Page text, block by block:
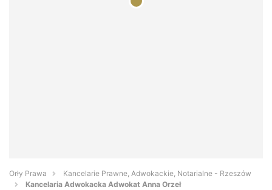
Orły Prawa
Kancelarie Prawne, Adwokackie, Notarialne - Rzeszów
Kancelaria Adwokacka Adwokat Anna Orzeł